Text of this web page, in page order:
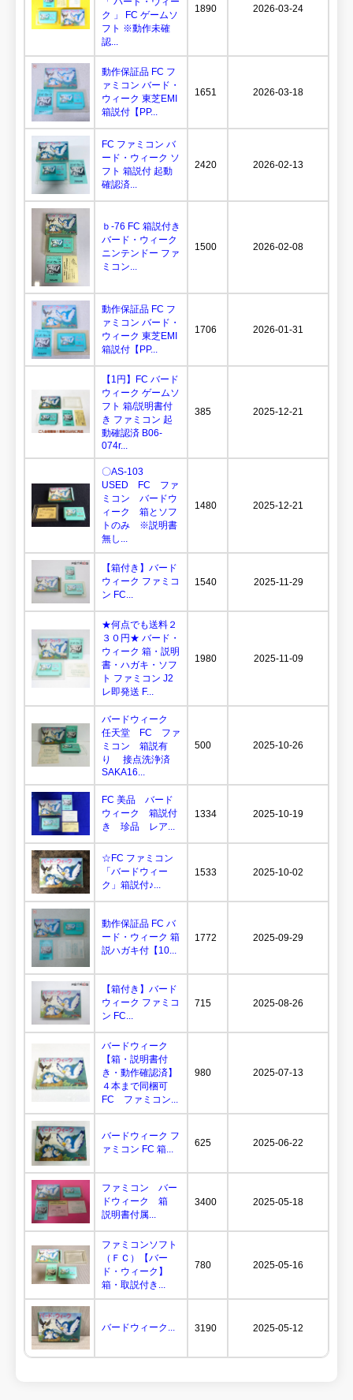
ク 」 FC ゲームソ
フト ※動作未確
認...
1890 2026-03-24
動作保証品 FC フ
ァミコン バード・
ウィーク 東芝EMI
箱説付【PP...
1651 2026-03-18
FC ファミコン バ
ード・ウィーク ソ
フト 箱説付 起動
確認済...
2420 2026-02-13
ｂ-76 FC 箱説付き
バード・ウィーク
ニンテンドー ファ
ミコン...
1500 2026-02-08
動作保証品 FC フ
ァミコン バード・
ウィーク 東芝EMI
箱説付【PP...
1706 2026-01-31
【1円】FC バード
ウィーク ゲームソ
フト 箱/説明書付
き ファミコン 起
動確認済 B06-
074r...
385 2025-12-21
〇AS-103
USED FC ファ
ミコン バードウ
ィーク 箱とソフ
トのみ ※説明書
無し...
1480 2025-12-21
【箱付き】バード
ウィーク ファミコ
ン FC...
1540 2025-11-29
★何点でも送料２
３０円★ バード・
ウィーク 箱・説明
書・ハガキ・ソフ
ト ファミコン J2
レ即発送 F...
1980 2025-11-09
バードウィーク
任天堂 FC ファ
ミコン 箱説有
り 接点洗浄済
SAKA16...
500 2025-10-26
FC 美品 バード
ウィーク 箱説付
き 珍品 レア...
1334 2025-10-19
☆FC ファミコン
「バードウィー
ク」箱説付♪...
1533 2025-10-02
動作保証品 FC バ
ード・ウィーク 箱
説ハガキ付【10...
1772 2025-09-29
【箱付き】バード
ウィーク ファミコ
ン FC...
715 2025-08-26
バードウィーク
【箱・説明書付
き・動作確認済】
４本まで同梱可
FC ファミコン...
980 2025-07-13
バードウィーク フ
ァミコン FC 箱...
625 2025-06-22
ファミコン バー
ドウィーク 箱
説明書付属...
3400 2025-05-18
ファミコンソフト
（ＦＣ）【バー
ド・ウィーク】
箱・取説付き...
780 2025-05-16
バードウィーク... 3190 2025-05-12